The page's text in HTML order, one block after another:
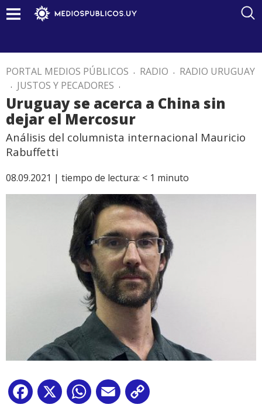
PORTAL MEDIOS PÚBLICOS . RADIO . RADIO URUGUAY
. JUSTOS Y PECADORES .
Uruguay se acerca a China sin
dejar el Mercosur
Análisis del columnista internacional Mauricio
Rabuffetti
08.09.2021 | tiempo de lectura: < 1 minuto
Facebook
X WhatsApp
Email